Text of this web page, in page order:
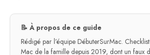
📝 À propos de ce guide
Rédigé par l’équipe DébuterSurMac.
Mac de la famille depuis 2019, dont un faux